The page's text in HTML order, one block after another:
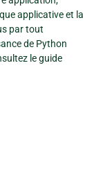
applicative et la
par tout
de Python
le guide